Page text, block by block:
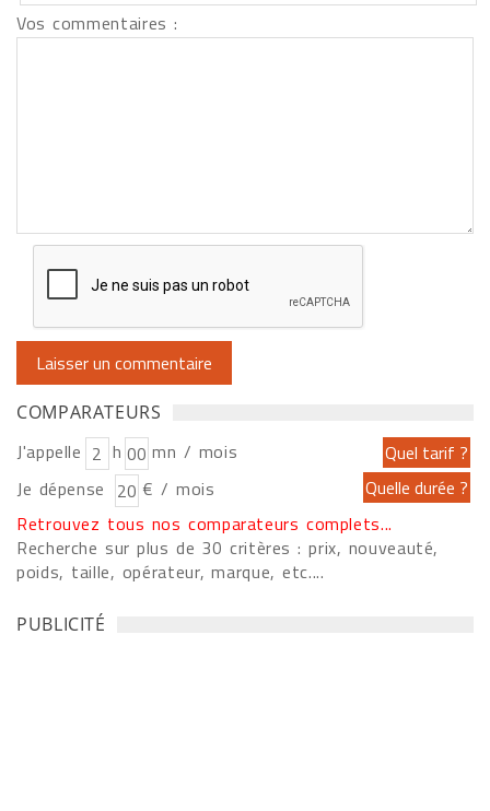
Vos commentaires :
COMPARATEURS
J'appelle h
mn / mois
Je dépense
€ / mois
Retrouvez tous nos comparateurs complets...
Recherche sur plus de 30 critères : prix, nouveauté,
poids, taille, opérateur, marque, etc....
PUBLICITÉ